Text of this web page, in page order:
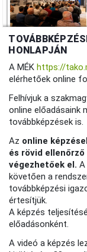
HONLAPJÁN
A MÉKhttps://
elérhetőek online
Felhívjuk a
online előadásaink
továbbképzések is.
Az online
és rövid
végezhetőek el. A
követően a
továbbképzési
értesítjük.
A képzés
előadásonként.
A videó a képzés